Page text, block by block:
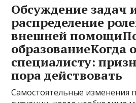
Обсуждение задач
распределение
внешней
образованиеКогда
специалисту:
пора действовать
Самостоятельные изменения